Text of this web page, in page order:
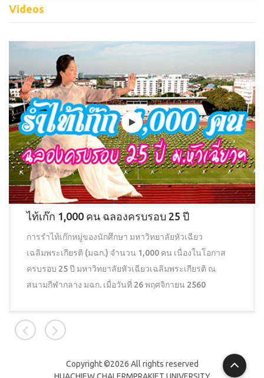
Videos
ไท้เก๊ก 1,000 คน ฉลองครบรอบ 25 ปี
การรำไท้เก๊กหมู่ของนักศึกษา มหาวิทยาลัยหัวเฉียว
เฉลิมพระเกียรติ (มฉก.) จำนวน 1,000 คน เนื่องในโอกาส
ครบรอบ 25 ปี มหาวิทยาลัยหัวเฉียวเฉลิมพระเกียรติ ณ
สนามกีฬากลาง มฉก. เมื่อวันที่ 26 พฤศจิกายน 2560
Copyright ©2026 All rights reserved
HUACHIEW CHALERMPRAKIET UNIVERSITY